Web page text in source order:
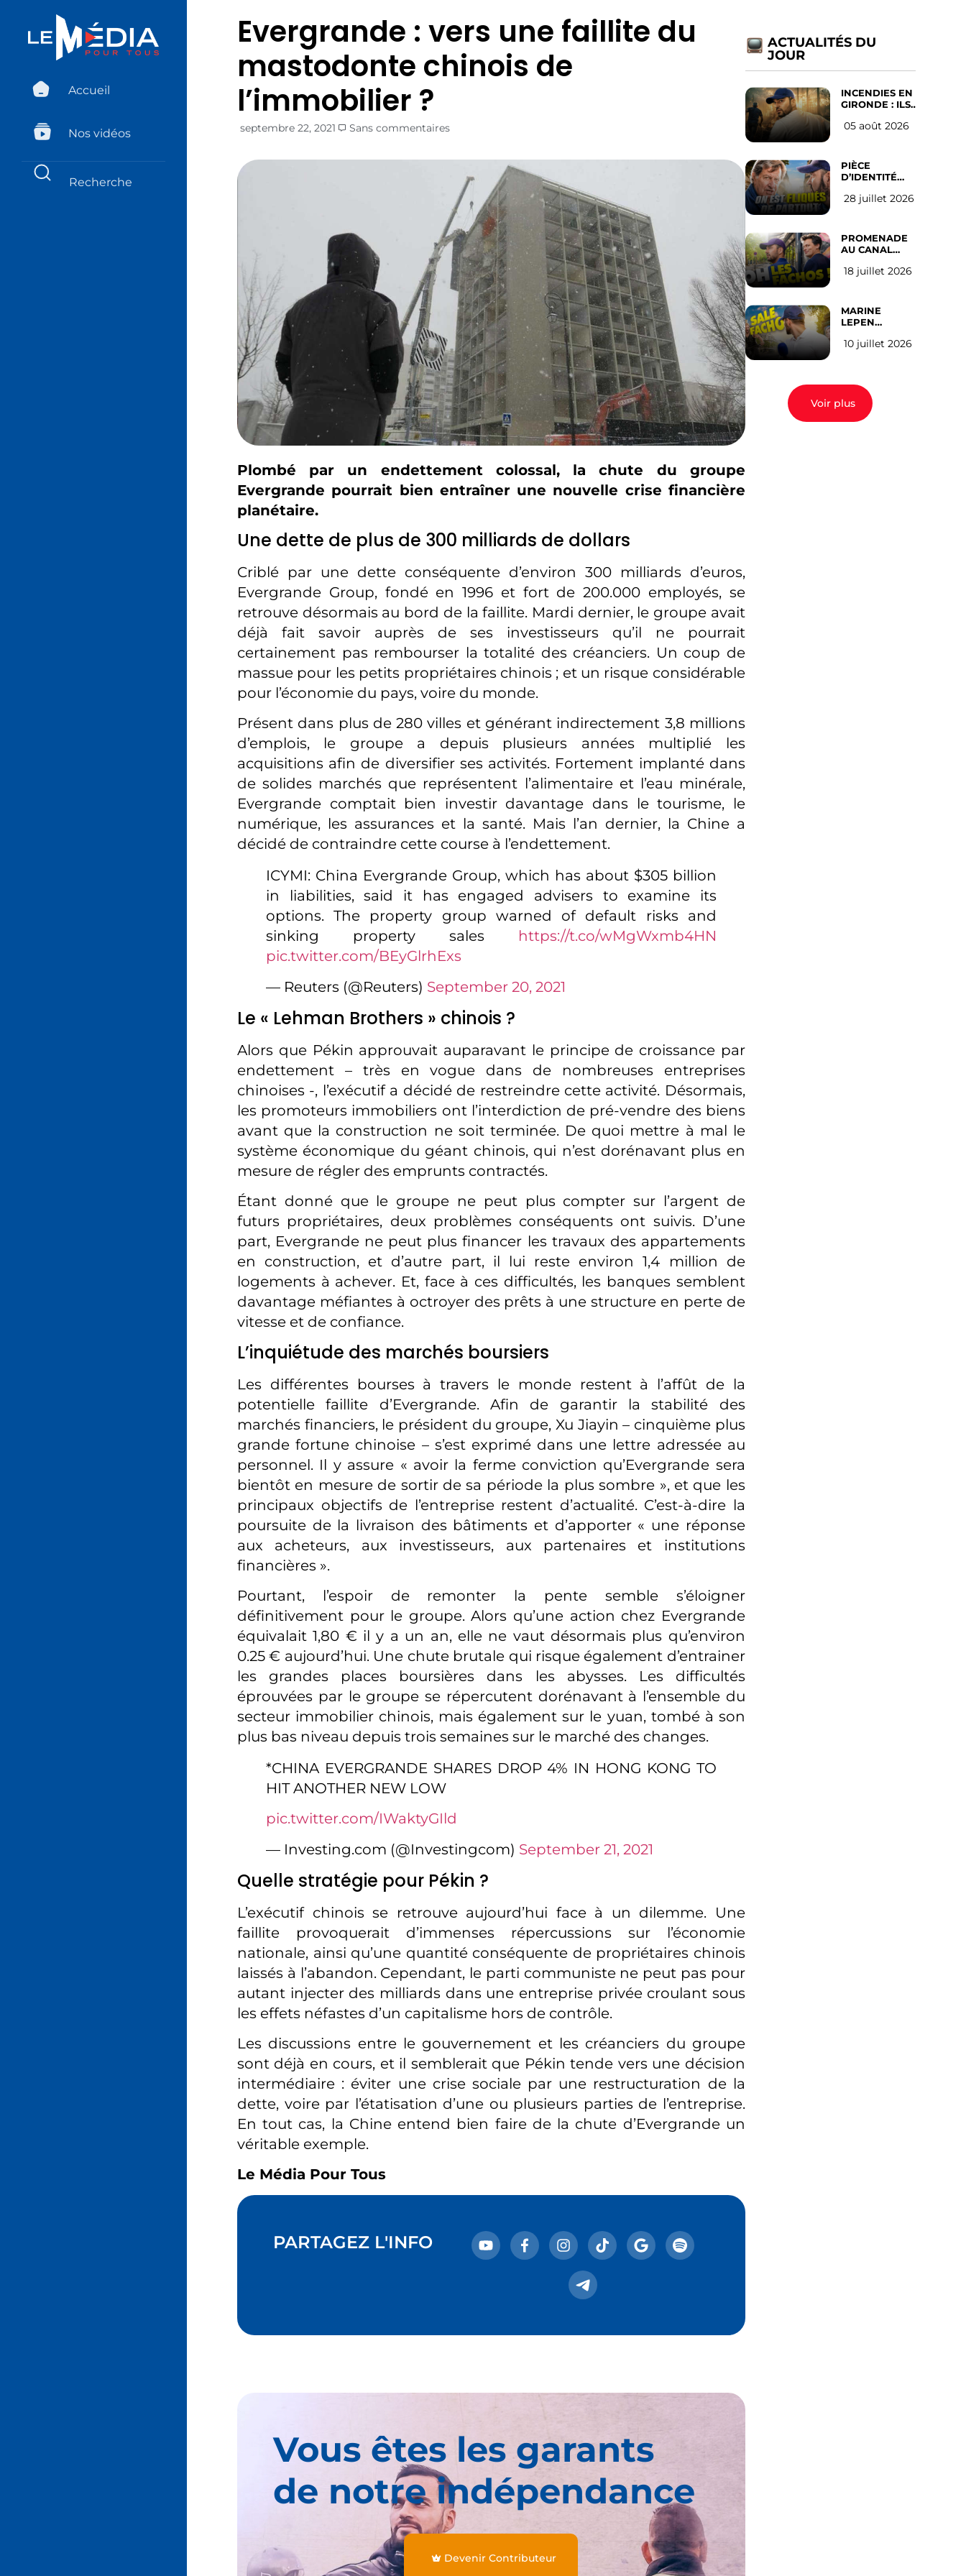
Accueil
Nos vidéos
Evergrande : vers une faillite du
mastodonte chinois de
l’immobilier ?
septembre 22, 2021 Sans commentaires
Plombé par un endettement colossal, la chute du groupe
Evergrande pourrait bien entraîner une nouvelle crise financière
planétaire.
Une dette de plus de 300 milliards de dollars
Criblé par une dette conséquente d’environ 300 milliards d’euros,
Evergrande Group, fondé en 1996 et fort de 200.000 employés, se
retrouve désormais au bord de la faillite. Mardi dernier, le groupe avait
déjà fait savoir auprès de ses investisseurs qu’il ne pourrait
certainement pas rembourser la totalité des créanciers. Un coup de
massue pour les petits propriétaires chinois ; et un risque considérable
pour l’économie du pays, voire du monde.
Présent dans plus de 280 villes et générant indirectement 3,8 millions
d’emplois, le groupe a depuis plusieurs années multiplié les
acquisitions afin de diversifier ses activités. Fortement implanté dans
de solides marchés que représentent l’alimentaire et l’eau minérale,
Evergrande comptait bien investir davantage dans le tourisme, le
numérique, les assurances et la santé. Mais l’an dernier, la Chine a
décidé de contraindre cette course à l’endettement.
ICYMI: China Evergrande Group, which has about $305 billion
in liabilities, said it has engaged advisers to examine its
options. The property group warned of default risks and
sinking property sales https://t.co/wMgWxmb4HN
pic.twitter.com/BEyGlrhExs
— Reuters (@Reuters) September 20, 2021
Le « Lehman Brothers » chinois ?
Alors que Pékin approuvait auparavant le principe de croissance par
endettement – très en vogue dans de nombreuses entreprises
chinoises -, l’exécutif a décidé de restreindre cette activité. Désormais,
les promoteurs immobiliers ont l’interdiction de pré-vendre des biens
avant que la construction ne soit terminée. De quoi mettre à mal le
système économique du géant chinois, qui n’est dorénavant plus en
mesure de régler des emprunts contractés.
Étant donné que le groupe ne peut plus compter sur l’argent de
futurs propriétaires, deux problèmes conséquents ont suivis. D’une
part, Evergrande ne peut plus financer les travaux des appartements
en construction, et d’autre part, il lui reste environ 1,4 million de
logements à achever. Et, face à ces difficultés, les banques semblent
davantage méfiantes à octroyer des prêts à une structure en perte de
vitesse et de confiance.
L’inquiétude des marchés boursiers
Les différentes bourses à travers le monde restent à l’affût de la
potentielle faillite d’Evergrande. Afin de garantir la stabilité des
marchés financiers, le président du groupe, Xu Jiayin – cinquième plus
grande fortune chinoise – s’est exprimé dans une lettre adressée au
personnel. Il y assure « avoir la ferme conviction qu’Evergrande sera
bientôt en mesure de sortir de sa période la plus sombre », et que les
principaux objectifs de l’entreprise restent d’actualité. C’est-à-dire la
poursuite de la livraison des bâtiments et d’apporter « une réponse
aux acheteurs, aux investisseurs, aux partenaires et institutions
financières ».
Pourtant, l’espoir de remonter la pente semble s’éloigner
définitivement pour le groupe. Alors qu’une action chez Evergrande
équivalait 1,80 € il y a un an, elle ne vaut désormais plus qu’environ
0.25 € aujourd’hui. Une chute brutale qui risque également d’entrainer
les grandes places boursières dans les abysses. Les difficultés
éprouvées par le groupe se répercutent dorénavant à l’ensemble du
secteur immobilier chinois, mais également sur le yuan, tombé à son
plus bas niveau depuis trois semaines sur le marché des changes.
*CHINA EVERGRANDE SHARES DROP 4% IN HONG KONG TO
HIT ANOTHER NEW LOW
pic.twitter.com/IWaktyGIld
— Investing.com (@Investingcom) September 21, 2021
Quelle stratégie pour Pékin ?
L’exécutif chinois se retrouve aujourd’hui face à un dilemme. Une
faillite provoquerait d’immenses répercussions sur l’économie
nationale, ainsi qu’une quantité conséquente de propriétaires chinois
laissés à l’abandon. Cependant, le parti communiste ne peut pas pour
autant injecter des milliards dans une entreprise privée croulant sous
les effets néfastes d’un capitalisme hors de contrôle.
Les discussions entre le gouvernement et les créanciers du groupe
sont déjà en cours, et il semblerait que Pékin tende vers une décision
intermédiaire : éviter une crise sociale par une restructuration de la
dette, voire par l’étatisation d’une ou plusieurs parties de l’entreprise.
En tout cas, la Chine entend bien faire de la chute d’Evergrande un
véritable exemple.
Le Média Pour Tous
PARTAGEZ L'INFO
Vous êtes les garants
de notre indépendance
Devenir Contributeur
ACTUALITÉS DU
JOUR
INCENDIES EN
GIRONDE : ILS
D’ABANDONNER
05 août 2026
PIÈCE
D’IDENTITÉ
SUR LES
l’avis des
Français
28 juillet 2026
PROMENADE
AU CANAL
(les gauchistes
18 juillet 2026
MARINE
LEPEN
EN 2027 : l’avis
10 juillet 2026
Voir plus